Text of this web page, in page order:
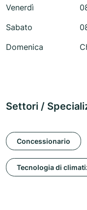
Venerdì
Sabato
Domenica
Settori /
Concessionario
Tecnologia di